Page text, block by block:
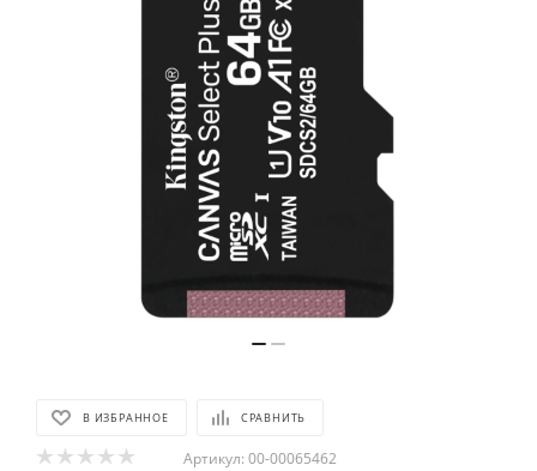
В ИЗБРАННОЕ СРАВНИТЬ
Артикул: 00-00065462